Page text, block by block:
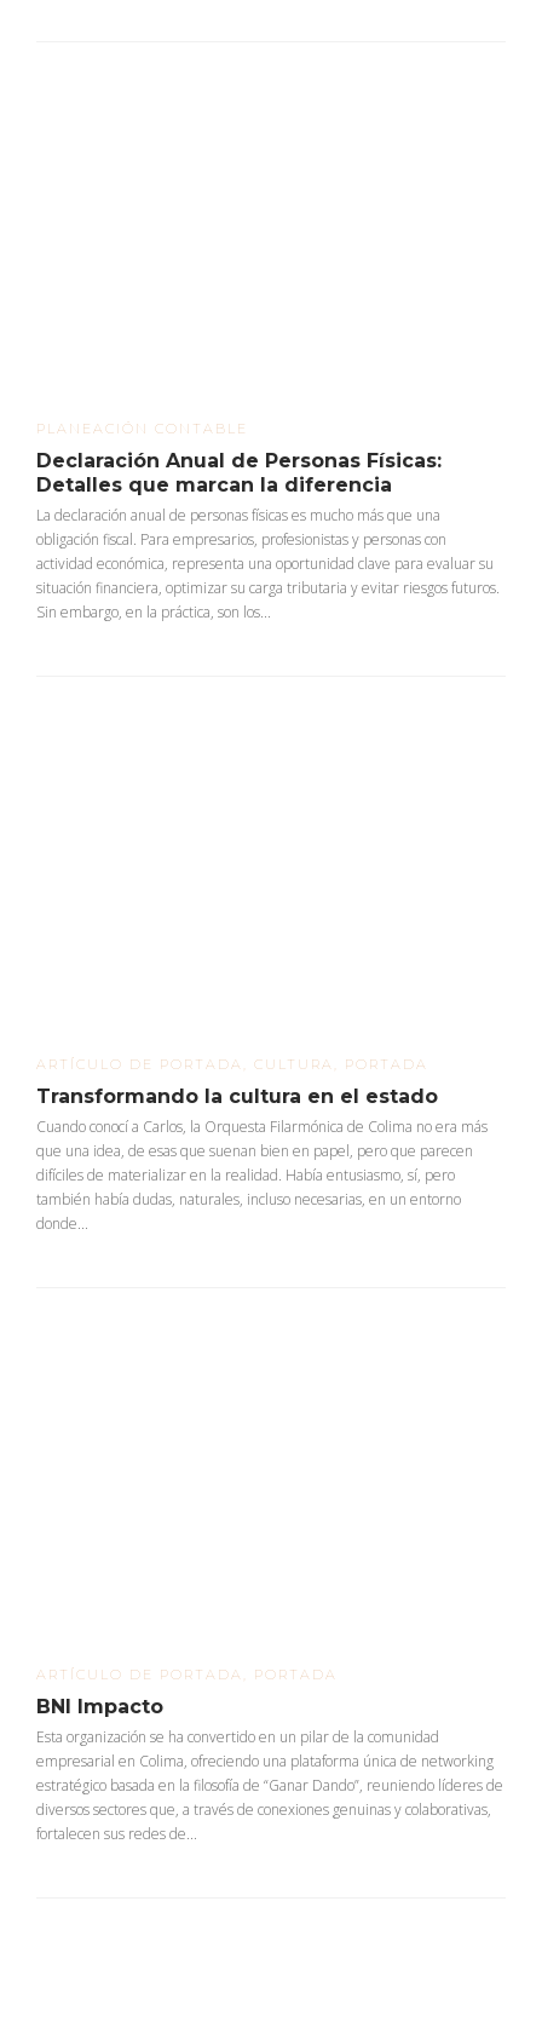
PLANEACIÓN CONTABLE
Declaración Anual de Personas Físicas:
Detalles que marcan la diferencia
La declaración anual de personas físicas es mucho más que una
obligación fiscal. Para empresarios, profesionistas y personas con
actividad económica, representa una oportunidad clave para evaluar su
situación financiera, optimizar su carga tributaria y evitar riesgos futuros.
Sin embargo, en la práctica, son los...
ARTÍCULO DE PORTADA CULTURA PORTADA
Transformando la cultura en el estado
Cuando conocí a Carlos, la Orquesta Filarmónica de Colima no era más
que una idea, de esas que suenan bien en papel, pero que parecen
difíciles de materializar en la realidad. Había entusiasmo, sí, pero
también había dudas, naturales, incluso necesarias, en un entorno
donde...
ARTÍCULO DE PORTADA PORTADA
BNI Impacto
Esta organización se ha convertido en un pilar de la comunidad
empresarial en Colima, ofreciendo una plataforma única de networking
estratégico basada en la filosofía de “Ganar Dando”, reuniendo líderes de
diversos sectores que, a través de conexiones genuinas y colaborativas,
fortalecen sus redes de...